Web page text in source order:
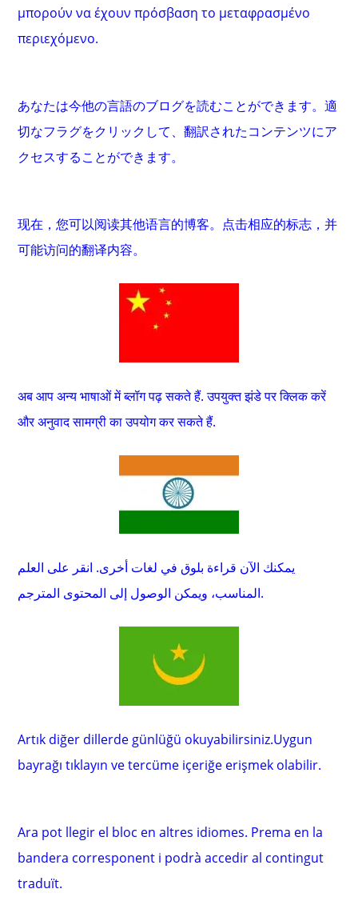
μπορούν να έχουν πρόσβαση το μεταφρασμένο
περιεχόμενο.
あなたは今他の言語のブログを読むことができます。適
切なフラグをクリックして、翻訳されたコンテンツにア
クセスすることができます。
现在，您可以阅读其他语言的博客。点击相应的标志，并
可能访问的翻译内容。
अब आप अन्य भाषाओं में ब्लॉग पढ़ सकते हैं. उपयुक्त झंडे पर क्लिक करें
और अनुवाद सामग्री का उपयोग कर सकते हैं.
يمكنك الآن قراءة بلوق في لغات أخرى. انقر على العلم
المناسب، ويمكن الوصول إلى المحتوى المترجم.
Artık diğer dillerde günlüğü okuyabilirsiniz.Uygun
bayrağı tıklayın ve tercüme içeriğe erişmek olabilir.
Ara pot llegir el bloc en altres idiomes. Prema en la
bandera corresponent i podrà accedir al contingut
traduït.